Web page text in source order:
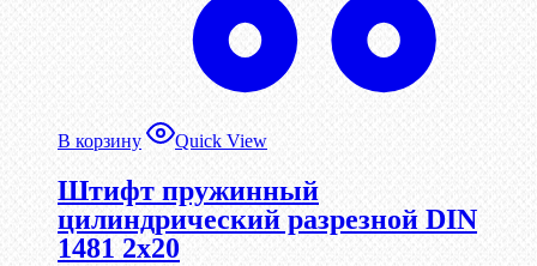
В корзину Quick View
Штифт пружинный
цилиндрический разрезной DIN
1481 2х20